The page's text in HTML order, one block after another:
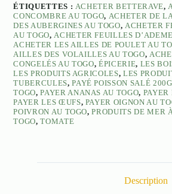
ÉTIQUETTES : ACHETER BETTERAVE,
CONCOMBRE AU TOGO, ACHETER DE
DES AUBERGINES AU TOGO,ACHETER
AU TOGO,ACHETER FEUILLES
ACHETER LES AILLES DE POULET AU
AILLES DES VOLAILLES AU TOGO,
CONGELÉS AU TOGO,ÉPICERIE, LES
LES PRODUITS AGRICOLES,LES
TUBERCULES,PAYÉ POISSON SALÉ
TOGO,PAYER ANANAS AU TOGO, PAYER
PAYER LES ŒUFS, PAYER OIGNON AU
POIVRON AU TOGO,PRODUITS DE MER
TOGO,TOMATE
Description